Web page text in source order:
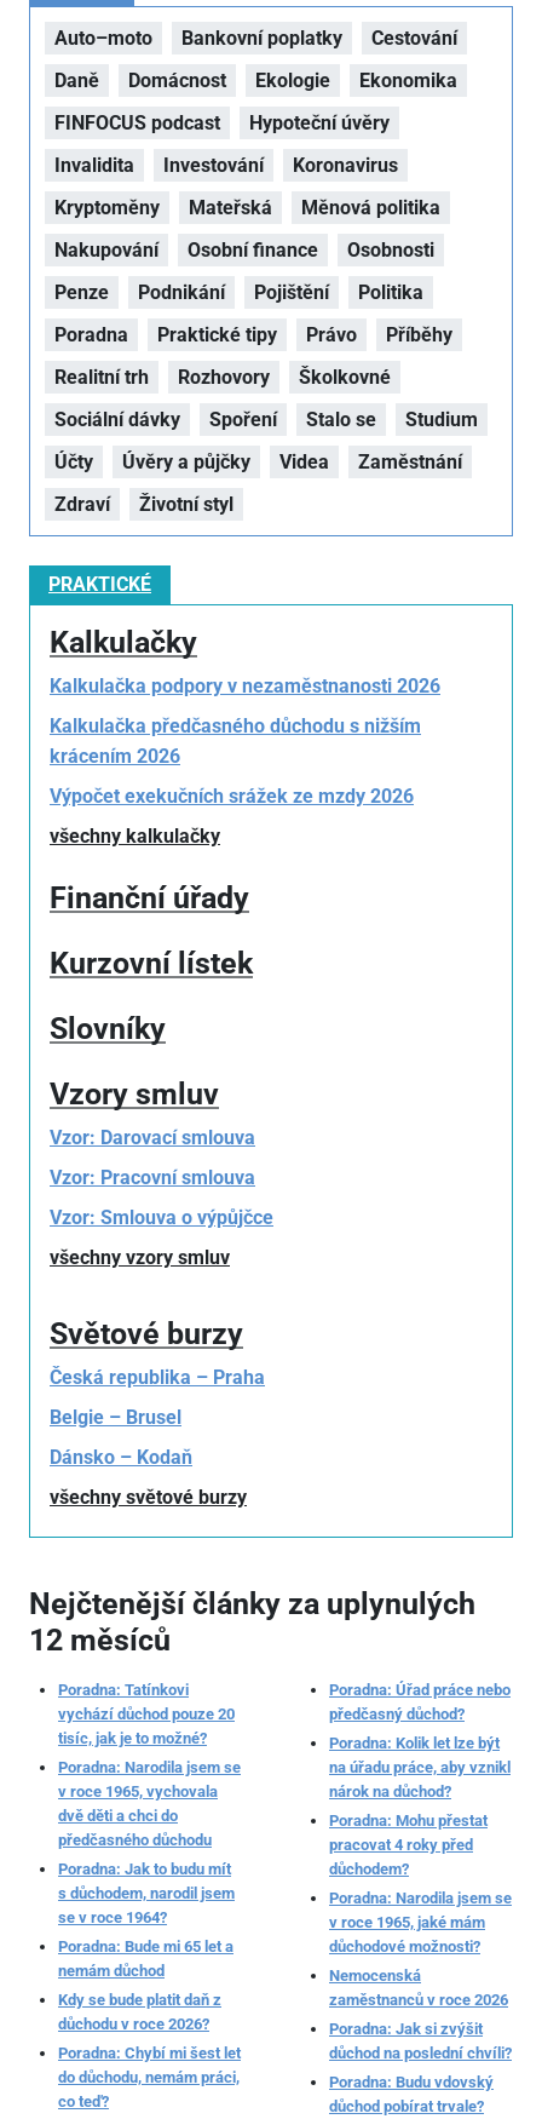
Auto–moto Bankovní poplatky
Cestování
Daně
Domácnost Ekologie
Ekonomika
FINFOCUS podcast
Hypoteční úvěry
Invalidita
Investování
Koronavirus
Kryptoměny
Mateřská
Měnová politika
Nakupování
Osobní finance
Osobnosti
Penze
Podnikání Pojištění
Politika
Poradna
Praktické tipy Právo
Příběhy
Realitní trh
Rozhovory
Školkovné
Sociální dávky
Spoření Stalo se
Studium
Účty
Úvěry a půjčky Videa
Zaměstnání
Zdraví
Životní styl
PRAKTICKÉ
Kalkulačky
Kalkulačka podpory v nezaměstnanosti 2026
Kalkulačka předčasného důchodu s nižším
krácením 2026
Výpočet exekučních srážek ze mzdy 2026
všechny kalkulačky
Finanční úřady
Kurzovní lístek
Slovníky
Vzory smluv
Vzor: Darovací smlouva
Vzor: Pracovní smlouva
Vzor: Smlouva o výpůjčce
všechny vzory smluv
Světové burzy
Česká republika – Praha
Belgie – Brusel
Dánsko – Kodaň
všechny světové burzy
Nejčtenější články za uplynulých
12 měsíců
Poradna: Tatínkovi
vychází důchod pouze 20
tisíc, jak je to možné?
Poradna: Narodila jsem se
v roce 1965, vychovala
dvě děti a chci do
předčasného důchodu
Poradna: Jak to budu mít
s důchodem, narodil jsem
se v roce 1964?
Poradna: Bude mi 65 let a
nemám důchod
Kdy se bude platit daň z
důchodu v roce 2026?
Poradna: Chybí mi šest let
do důchodu, nemám práci,
co teď?
Poradna: Úřad práce nebo
předčasný důchod?
Poradna: Kolik let lze být
na úřadu práce, aby vznikl
nárok na důchod?
Poradna: Mohu přestat
pracovat 4 roky před
důchodem?
Poradna: Narodila jsem se
v roce 1965, jaké mám
důchodové možnosti?
Nemocenská
zaměstnanců v roce 2026
Poradna: Jak si zvýšit
důchod na poslední chvíli?
Poradna: Budu vdovský
důchod pobírat trvale?